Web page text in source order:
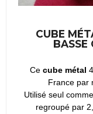
CUBE
BASSE
Ce cube métal
France par
Utilisé seul
regroupé par